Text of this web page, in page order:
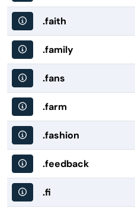
.faith
.family
.fans
.farm
.fashion
.feedback
.fi